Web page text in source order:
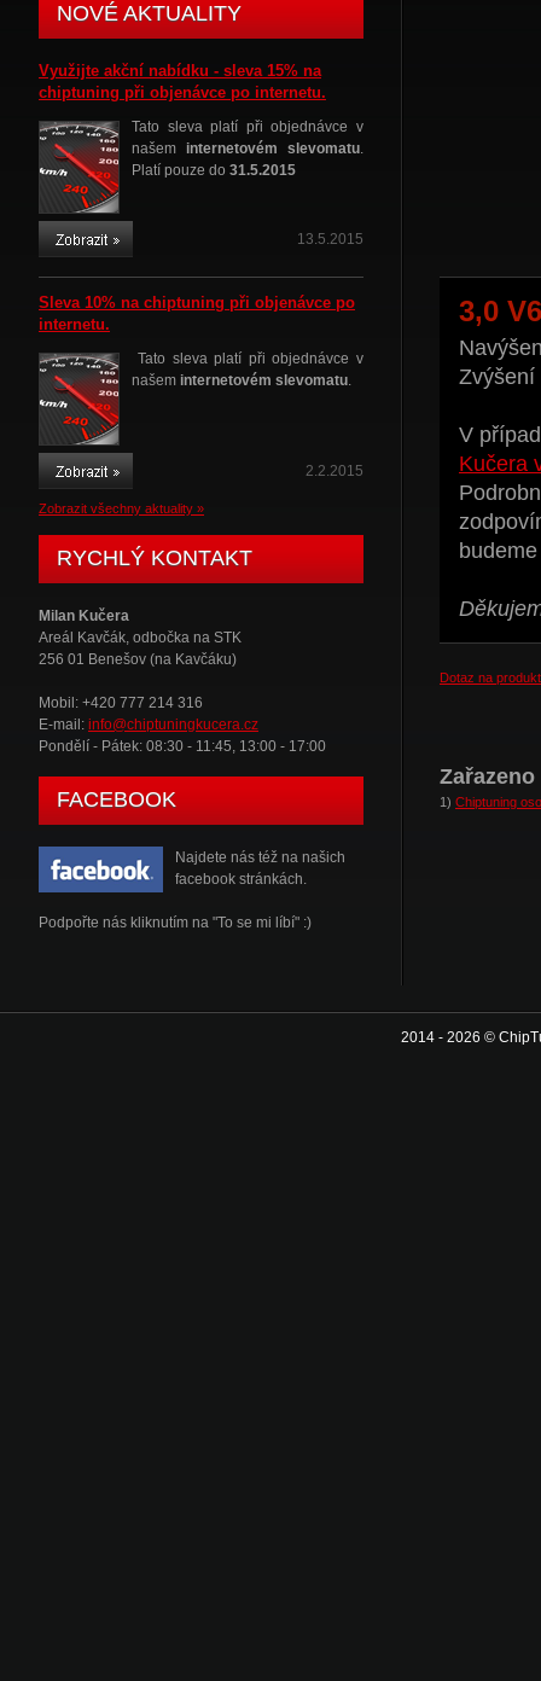
NOVÉ AKTUALITY
Využijte akční nabídku - sleva 15% na
chiptuning při objenávce po internetu.
Tato sleva platí při objednávce v
našem internetovém slevomatu.
Platí pouze do 31.5.2015
13.5.2015
Sleva 10% na chiptuning při objenávce po
internetu.
Tato sleva platí při objednávce v
našem internetovém slevomatu.
2.2.2015
Zobrazit všechny aktuality »
RYCHLÝ KONTAKT
Milan Kučera
Areál Kavčák, odbočka na STK
256 01 Benešov (na Kavčáku)
Mobil: +420 777 214 316
E-mail: info@chiptuningkucera.cz
Pondělí - Pátek: 08:30 - 11:45, 13:00 - 17:00
FACEBOOK
Najdete nás též na našich
facebook stránkách.
Podpořte nás kliknutím na "To se mi líbí" :)
3,0
Zvýšení
V
Kučera
Dotaz na produkt
1) Chiptuning
2014 - 2026 ©